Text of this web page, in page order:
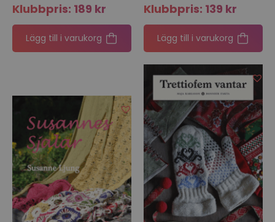
Klubbpris: 189 kr
Lägg till i varukorg
Klubbpris: 139 kr
Lägg till i varukorg